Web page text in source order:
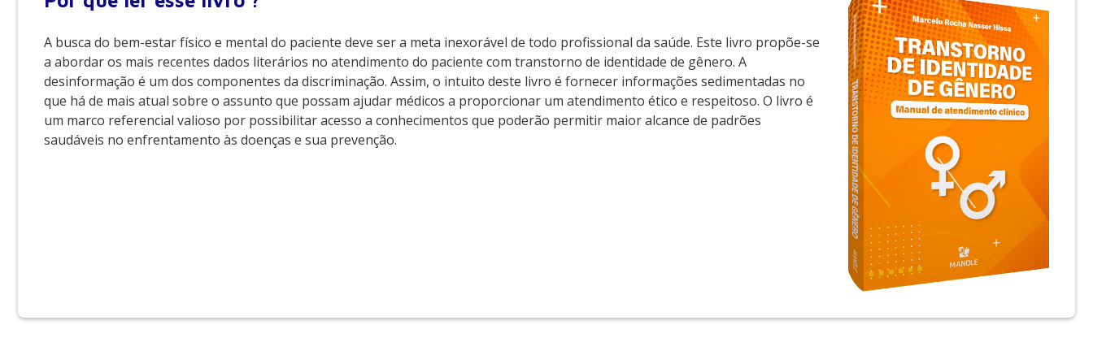
A busca do bem-estar físico e mental do paciente deve ser a meta inexorável de todo profissional da saúde. Este livro propõe-se
a abordar os mais recentes dados literários no atendimento do paciente com transtorno de identidade de gênero. A
desinformação é um dos componentes da discriminação. Assim, o intuito deste livro é fornecer informações sedimentadas no
que há de mais atual sobre o assunto que possam ajudar médicos a proporcionar um atendimento ético e respeitoso. O livro é
um marco referencial valioso por possibilitar acesso a conhecimentos que poderão permitir maior alcance de padrões
saudáveis no enfrentamento às doenças e sua prevenção.